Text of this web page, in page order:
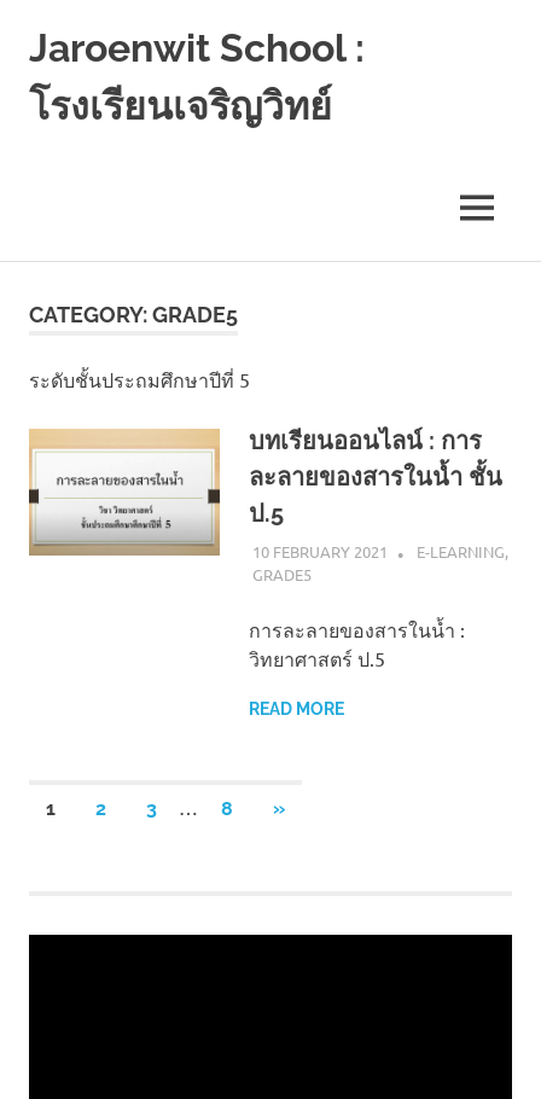
Jaroenwit School :
โรงเรียนเจริญวิทย์
MENU
CATEGORY:GRADE5
ระดับชั้นประถมศึกษาปีที่ 5
บทเรียนออนไลน์ : การ
ละลายของสารในน้ำ ชั้น
ป.5
10 FEBRUARY 2021 NAPASS
E-LEARNING,
GRADE5
การละลายของสารในน้ำ :
วิทยาศาสตร์ ป.5
READ MORE
Posts
1 2 3 8
NEXT
»